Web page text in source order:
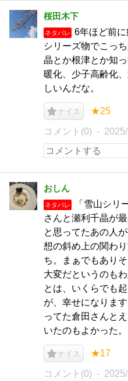
桜田木下
ネタバレ
6年ほど前に
シリーズ物でこっ
晶とか根津とか知
暖化、少子高齢化
しいんだな。
ナイス ★25
コメント(0)
おしん
ネタバレ
「雪山シリ
さんと瀬利千晶が
と思ってたあの人
想の斜め上の関わ
ち。まぁでもあり
大変だというのも
とは、いくらでも
が、幸せになりま
ってた倉田さんと
いたのもよかった。
ナイス ★17
コメント(0)